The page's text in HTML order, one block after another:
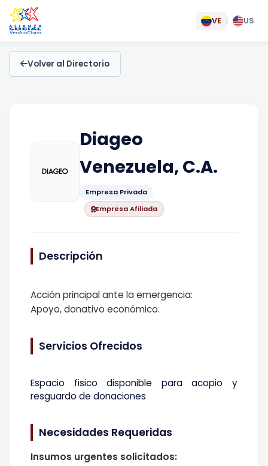
VE | US
Volver al Directorio
Diageo
Venezuela, C.A.
Empresa Privada
Empresa Afiliada
Descripción
Acción principal ante la emergencia:
Apoyo, donativo económico.
Servicios Ofrecidos
Espacio fisico disponible para acopio y
resguardo de donaciones
Necesidades Requeridas
Insumos urgentes solicitados: